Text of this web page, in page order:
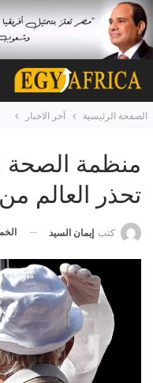
الصفحة الرئيسية آخر الاخبار
منظمة
تحذر العالم
كتب إيمان السيد الخميس 19